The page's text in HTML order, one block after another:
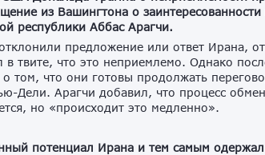
из Вашингтона о
республики Аббас Арагчи.
предложение или ответ Ирана,
в твите, что это неприемлемо. Однако
том, что они готовы продолжать
Дели. Арагчи добавил, что процесс
но «происходит это медленно».
потенциал Ирана и тем самым